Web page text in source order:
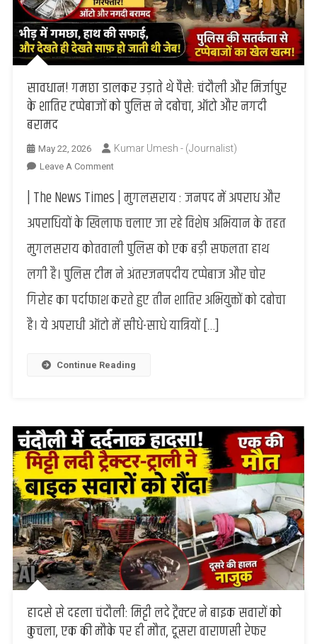
सावधान! गमछा डालकर उड़ाते थे पैसे: चंदौली और मिर्जापुर
के शातिर टप्पेबाजों को पुलिस ने दबोचा, ऑटो और नगदी
बरामद
May 22, 2026 Kumar Umesh - (Journalist)
Leave A CommentOn
गमछा
उड़ाते
थे
पैसे:
चंदौली
और
के
टप्पेबाजों
दबोचा,
ऑटो
और
नगदी
बरामद
| The News Times | मुगलसराय : जनपद में अपराध और
अपराधियों के खिलाफ चलाए जा रहे विशेष अभियान के तहत
मुगलसराय कोतवाली पुलिस को एक बड़ी सफलता हाथ
लगी है। पुलिस टीम ने अंतरजनपदीय टप्पेबाज और चोर
गिरोह का पर्दाफाश करते हुए तीन शातिर अभियुक्तों को दबोचा
है। ये अपराधी ऑटो में सीधे-साधे यात्रियों […]
Continue Reading
हादसे से दहला चंदौली: मिट्टी लदे ट्रैक्टर ने बाइक सवारों को
कुचला, एक की मौके पर ही मौत, दूसरा वाराणसी रेफर